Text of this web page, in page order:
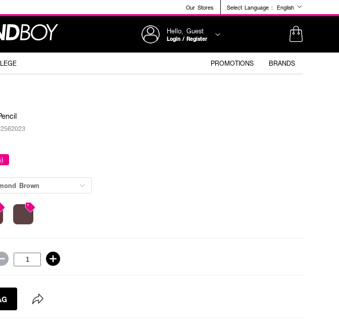
Our Stores Select Language : English
Hello, Guest
Login / Register
PROMOTIONS BRANDS
Brown